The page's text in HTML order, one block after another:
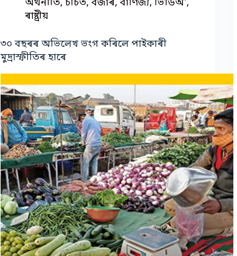
অৰ্থনীতি,চৰ্চিত,বজাৰ,বাণিজ্য,ভিডিঅ',
ৰাষ্ট্ৰীয়
৩০ বছৰৰ অভিলেখ ভংগ কৰিলে পাইকাৰী
মুদ্ৰাস্ফীতিৰ হাৰে